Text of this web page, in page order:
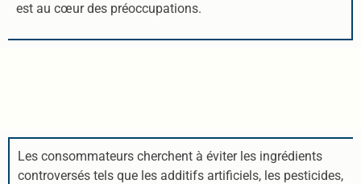
est au cœur des préoccupations.
Les consommateurs cherchent à éviter les ingrédients
controversés tels que les additifs artificiels, les pesticides,